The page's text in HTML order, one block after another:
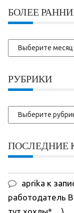
БОЛЕЕ
Более
ранние
РУБРИКИ
Рубрики
ПОСЛЕДНИЕ
aprika к
работодатель
тут хохлы*…)